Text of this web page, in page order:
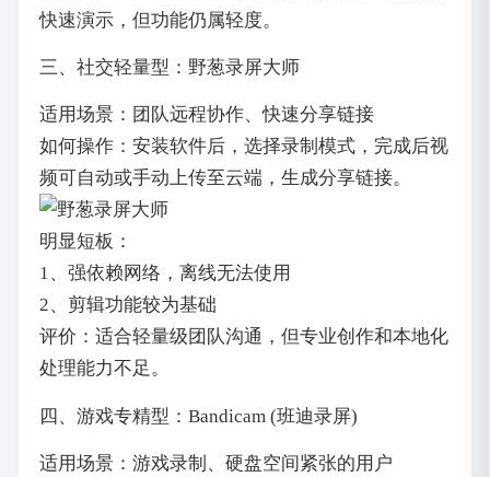
快速演示，但功能仍属轻度。
三、社交轻量型：野葱录屏大师
适用场景：团队远程协作、快速分享链接
如何操作：安装软件后，选择录制模式，完成后视
频可自动或手动上传至云端，生成分享链接。
明显短板：
1、强依赖网络，离线无法使用
2、剪辑功能较为基础
评价：适合轻量级团队沟通，但专业创作和本地化
处理能力不足。
四、游戏专精型：Bandicam (班迪录屏)
适用场景：游戏录制、硬盘空间紧张的用户